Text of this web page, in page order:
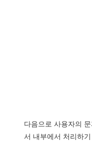
다음으로 사용자의
서 내부에서 처리하